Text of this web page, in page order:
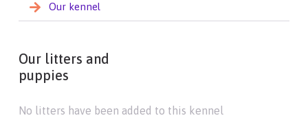
Our kennel
Our litters and
puppies
No litters have been added to this kennel